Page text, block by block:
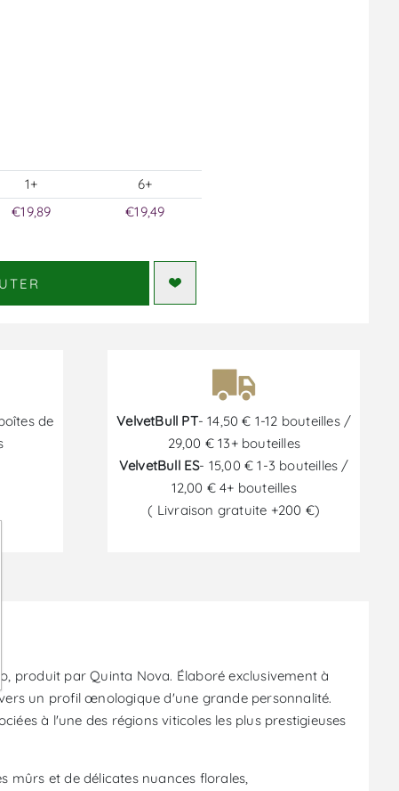
1+
6+
€19,89 €19,49
de
VelvetBull PT- 14,50 € 1-12 bouteilles /
29,00 € 13+ bouteilles
VelvetBull ES- 15,00 € 1-3 bouteilles /
12,00 € 4+ bouteilles
( Livraison gratuite +200 €)
produit par Quinta Nova. Élaboré exclusivement à
un profil œnologique d'une grande personnalité.
à l'une des régions viticoles les plus prestigieuses
mûrs et de délicates nuances florales,